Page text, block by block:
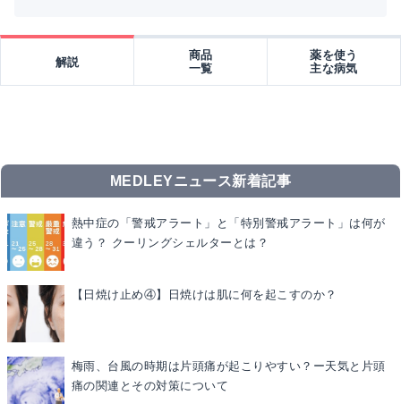
解説
商品
一覧
薬を使う
主な病気
MEDLEYニュース新着記事
熱中症の「警戒アラート」と「特別警戒アラート」は何が
違う？ クーリングシェルターとは？
【日焼け止め④】日焼けは肌に何を起こすのか？
梅雨、台風の時期は片頭痛が起こりやすい？ー天気と片頭
痛の関連とその対策について